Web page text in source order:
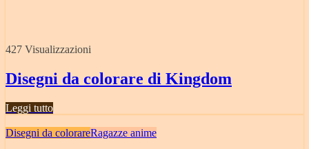
427 Visualizzazioni
Disegni da colorare di Kingdom
Leggi tutto
Disegni da colorareRagazze anime